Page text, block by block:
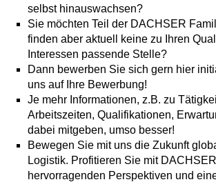
selbst hinauswachsen?
Sie möchten Teil der DACHSER
finden aber aktuell keine zu Ihren
Interessen passende Stelle?
Dann bewerben Sie sich gern hier
uns auf Ihre Bewerbung!
Je mehr Informationen, z.B. zu
Arbeitszeiten, Qualifikationen,
dabei mitgeben, umso besser!
Bewegen Sie mit uns die Zukunft
Logistik. Profitieren Sie mit
hervorragenden Perspektiven und